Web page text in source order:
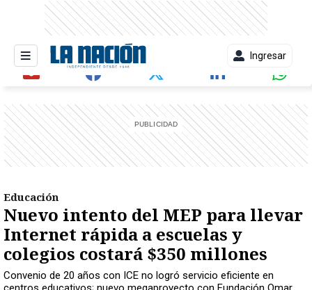
Ingresar
Educación
Nuevo intento del MEP para llevar
Internet rápida a escuelas y
colegios costará $350 millones
Convenio de 20 años con ICE no logró servicio eficiente en